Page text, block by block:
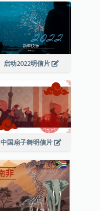
启动2022明信片
中国扇子舞明信片